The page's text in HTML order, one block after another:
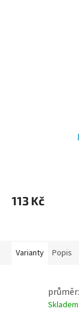
113 Kč
Varianty Popis
Skladem